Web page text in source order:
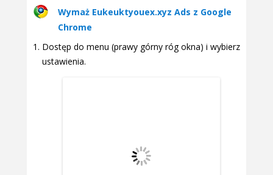
Wymaż Eukeuktyouex.xyz Ads z Google
Chrome
Dostęp do menu (prawy górny róg okna) i wybierz
ustawienia.